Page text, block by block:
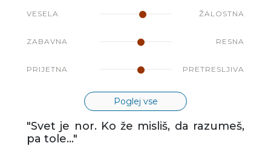
VESELA ŽALOSTNA
ZABAVNA RESNA
PRIJETNA PRETRESLJIVA
Poglej vse
"Svet je nor. Ko že misliš, da razumeš,
pa tole..."